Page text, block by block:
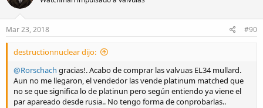
o
n
s
Mar 23, 2018 #90
destructionnuclear dijo:
@Rorschach gracias!. Acabo de comprar las valvuas EL34 mullard.
Aun no me llegaron, el vendedor las vende platinum matched que
no se que significa lo de platinun pero según entiendo ya viene el
par apareado desde rusia.. No tengo forma de conprobarlas..